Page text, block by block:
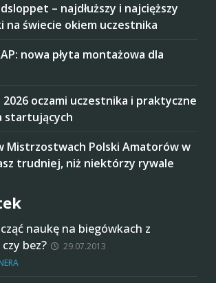
– najdłuższy i najcięższy
na świecie okiem uczestnika
nowa płyta montażowa dla
2026 oczami uczestnika i praktyczne
startujących
Mistrzostwach Polski Amatorów w
trudniej, niż niektórzy rywale
naukę na biegówkach z
bez?
29.07.2013